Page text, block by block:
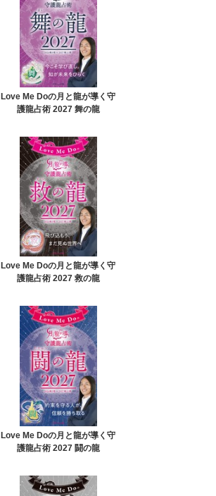
Love Me Doの月と龍が導く守
護龍占術 2027 舞の龍
Love Me Doの月と龍が導く守
護龍占術 2027 救の龍
Love Me Doの月と龍が導く守
護龍占術 2027 闘の龍